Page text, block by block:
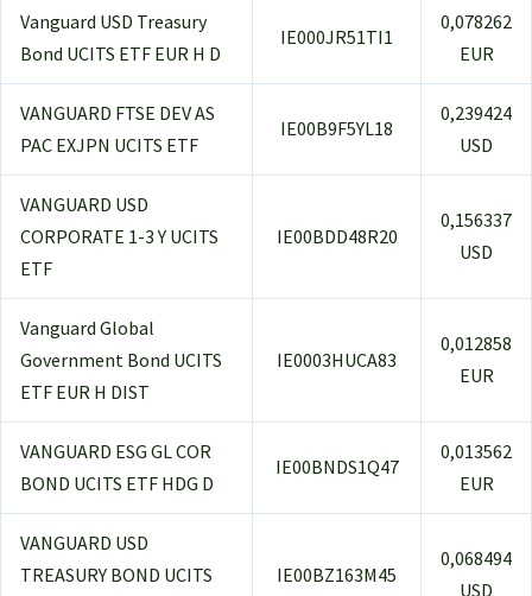
Vanguard USD Treasury
Bond UCITS ETF EUR H D
IE000JR51TI1
0,078262
EUR
VANGUARD FTSE DEV AS
PAC EXJPN UCITS ETF
IE00B9F5YL18
0,239424
USD
VANGUARD USD
CORPORATE 1-3 Y UCITS
ETF
IE00BDD48R20
0,156337
USD
Vanguard Global
Government Bond UCITS
ETF EUR H DIST
IE0003HUCA83
0,012858
EUR
VANGUARD ESG GL COR
BOND UCITS ETF HDG D
IE00BNDS1Q47
0,013562
EUR
VANGUARD USD
TREASURY BOND UCITS
IE00BZ163M45
0,068494
USD